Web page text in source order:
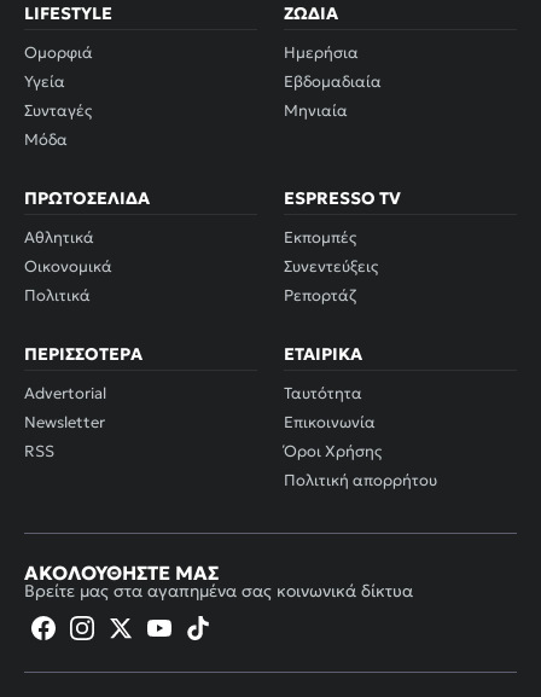
LIFESTYLE
Ομορφιά
Υγεία
Συνταγές
Μόδα
ΖΏΔΙΑ
Ημερήσια
Εβδομαδιαία
Μηνιαία
ΠΡΩΤΟΣΈΛΙΔΑ
Αθλητικά
Οικονομικά
Πολιτικά
ESPRESSO TV
Εκπομπές
Συνεντεύξεις
Ρεπορτάζ
ΠΕΡΙΣΣΌΤΕΡΑ
Advertorial
Newsletter
RSS
ΕΤΑΙΡΙΚΆ
Ταυτότητα
Επικοινωνία
Όροι Χρήσης
Πολιτική απορρήτου
ΑΚΟΛΟΥΘΉΣΤΕ ΜΑΣ
Βρείτε μας στα αγαπημένα σας κοινωνικά δίκτυα